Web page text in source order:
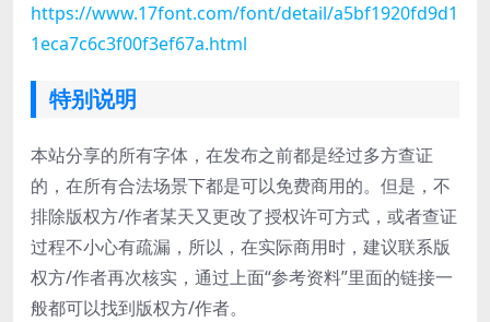
https://www.17font.com/font/detail/a5bf1920fd9d1
1eca7c6c3f00f3ef67a.html
特别说明
本站分享的所有字体，在发布之前都是经过多方查证
的，在所有合法场景下都是可以免费商用的。但是，不
排除版权方/作者某天又更改了授权许可方式，或者查证
过程不小心有疏漏，所以，在实际商用时，建议联系版
权方/作者再次核实，通过上面“参考资料”里面的链接一
般都可以找到版权方/作者。